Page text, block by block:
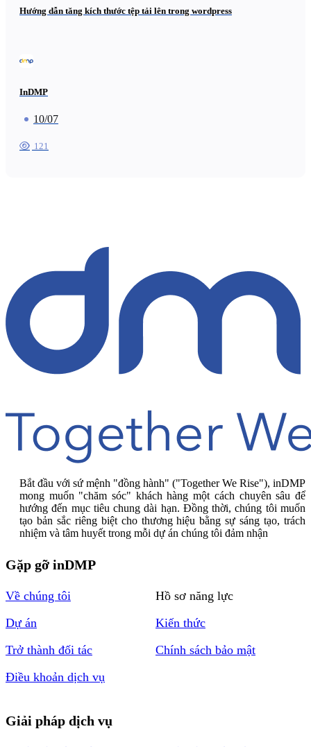
Hướng dẫn tăng kích thước tệp tải lên trong wordpress
InDMP
10/07
121
Bắt đầu với sứ mệnh "đồng hành" ("Together We Rise"), inDMP
mong muốn "chăm sóc" khách hàng một cách chuyên sâu để
hướng đến mục tiêu chung dài hạn. Đồng thời, chúng tôi muốn
tạo bản sắc riêng biệt cho thương hiệu bằng sự sáng tạo, trách
nhiệm và tâm huyết trong mỗi dự án chúng tôi đảm nhận
Gặp gỡ inDMP
Về chúng tôi
Hồ sơ năng lực
Dự án
Kiến thức
Trở thành đối tác
Chính sách bảo mật
Điều khoản dịch vụ
Giải pháp dịch vụ